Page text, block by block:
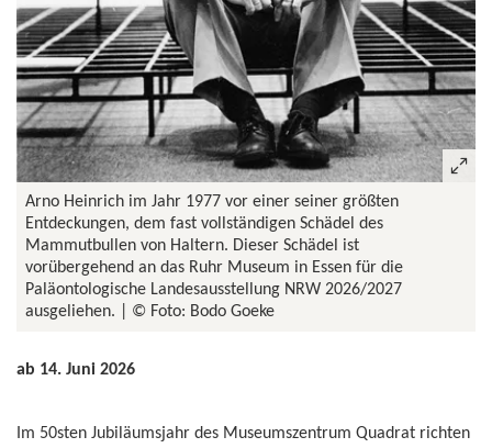
Arno Heinrich im Jahr 1977 vor einer seiner größten
Entdeckungen, dem fast vollständigen Schädel des
Mammutbullen von Haltern. Dieser Schädel ist
vorübergehend an das Ruhr Museum in Essen für die
Paläontologische Landesausstellung NRW 2026/2027
ausgeliehen.
© Foto: Bodo Goeke
ab 14. Juni 2026
Im 50sten Jubiläumsjahr des Museumszentrum Quadrat richten